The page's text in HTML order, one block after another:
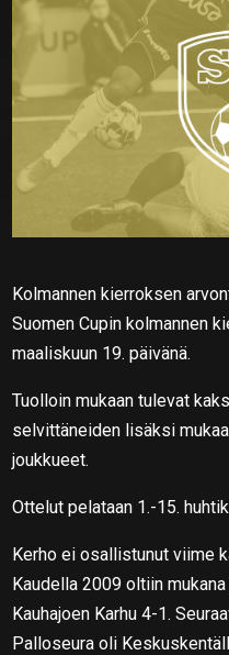
Kolmannen kierroksen
Suomen Cupin kolmannen
maaliskuun 19. päivänä.
Tuolloin mukaan tulevat
selvittäneiden lisäksi
joukkueet.
Ottelut pelataan 1.-15.
Kerho ei osallistunut viime
Kaudella 2009 oltiin
Kauhajoen Karhu 4-1.
Palloseura oli